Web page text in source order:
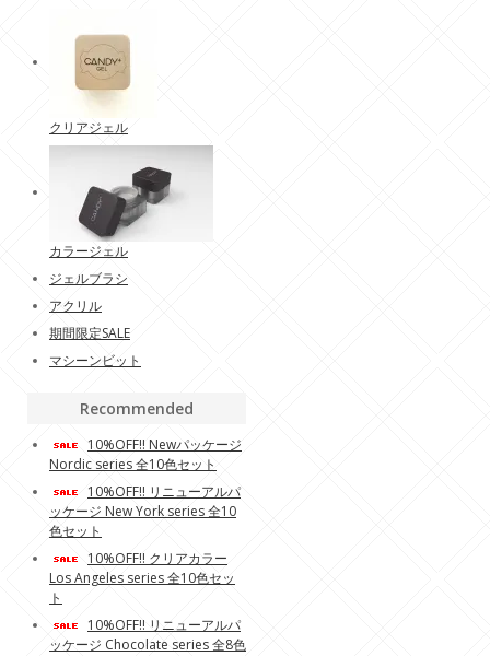
クリアジェル
カラージェル
ジェルブラシ
アクリル
期間限定SALE
マシーンビット
Recommended
10%OFF!! Newパッケージ
Nordic series 全10色セット
10%OFF!! リニューアルパ
ッケージ New York series 全10
色セット
10%OFF!! クリアカラー
Los Angeles series 全10色セッ
ト
10%OFF!! リニューアルパ
ッケージ Chocolate series 全8色